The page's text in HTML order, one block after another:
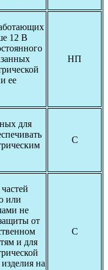
12 В
ее
НП
для
С
или
не
от
и для
на
С